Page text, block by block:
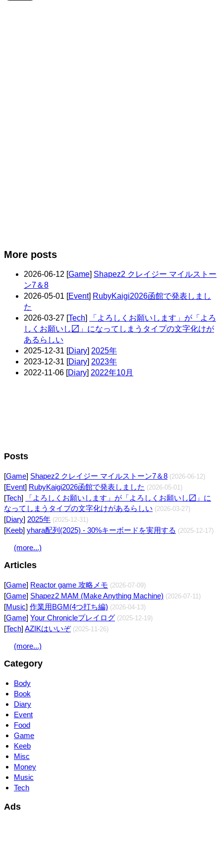
More posts
2026-06-12 [Game] Shapez2 クレイジー マイルストー
ン7＆8
2026-05-01 [Event] RubyKaigi2026函館で発表しまし
た
2026-03-27 [Tech]
「よろしくお願いします」が「よろ
しくお願いし〼」になってしまうタイプの文字化けが
あるらしい
2025-12-31 [Diary] 2025年
2023-12-31 [Diary] 2023年
2022-11-06 [Diary] 2022年10月
Posts
[Game] Shapez2 クレイジー マイルストーン7＆8 (2026-06-12)
[Event] RubyKaigi2026函館で発表しました (2026-05-01)
[Tech]
「よろしくお願いします」が「よろしくお願いし〼」に
なってしまうタイプの文字化けがあるらしい (2026-03-27)
[Diary] 2025年 (2025-12-31)
[Keeb] yhara配列(2025) - 30%キーボードを実用する (2025-12-17)
(more...)
Articles
[Game] Reactor game 攻略メモ (2026-07-09)
[Game] Shapez2 MAM (Make Anything Machine) (2026-07-11)
[Music] 作業用BGM(4つ打ち編) (2026-04-13)
[Game] Your Chronicleプレイログ (2025-12-19)
[Tech]AZIKはいいぞ (2025-11-26)
(more...)
Category
Body
Book
Diary
Event
Food
Game
Keeb
Misc
Money
Music
Tech
Ads